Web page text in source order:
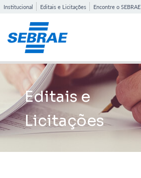
Institucional Editais e Licitações Encontre o SEBRAE
Editais e
Licitações